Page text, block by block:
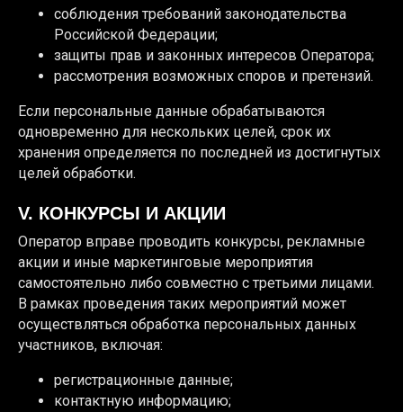
соблюдения требований законодательства
Российской Федерации;
защиты прав и законных интересов Оператора;
рассмотрения возможных споров и претензий.
Если персональные данные обрабатываются
одновременно для нескольких целей, срок их
хранения определяется по последней из достигнутых
целей обработки.
V. КОНКУРСЫ И АКЦИИ
Оператор вправе проводить конкурсы, рекламные
акции и иные маркетинговые мероприятия
самостоятельно либо совместно с третьими лицами.
В рамках проведения таких мероприятий может
осуществляться обработка персональных данных
участников, включая:
регистрационные данные;
контактную информацию;